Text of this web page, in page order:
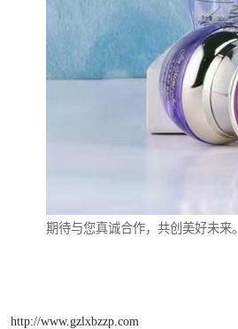
期待与您真诚合作，共创美好未来。
http://www.gzlxbzzp.com